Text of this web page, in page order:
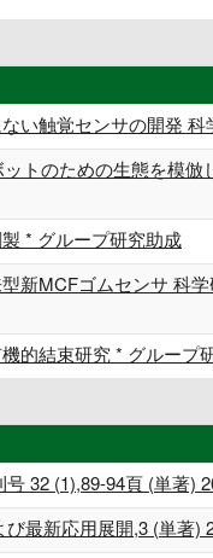
い触覚センサの開発
トのための生態を模
* グループ研究助成
新MCFゴムセンサ 科
的結束研究 * グループ
32 (1),89-94頁 (単著)
最新応用展開,3 (単著)